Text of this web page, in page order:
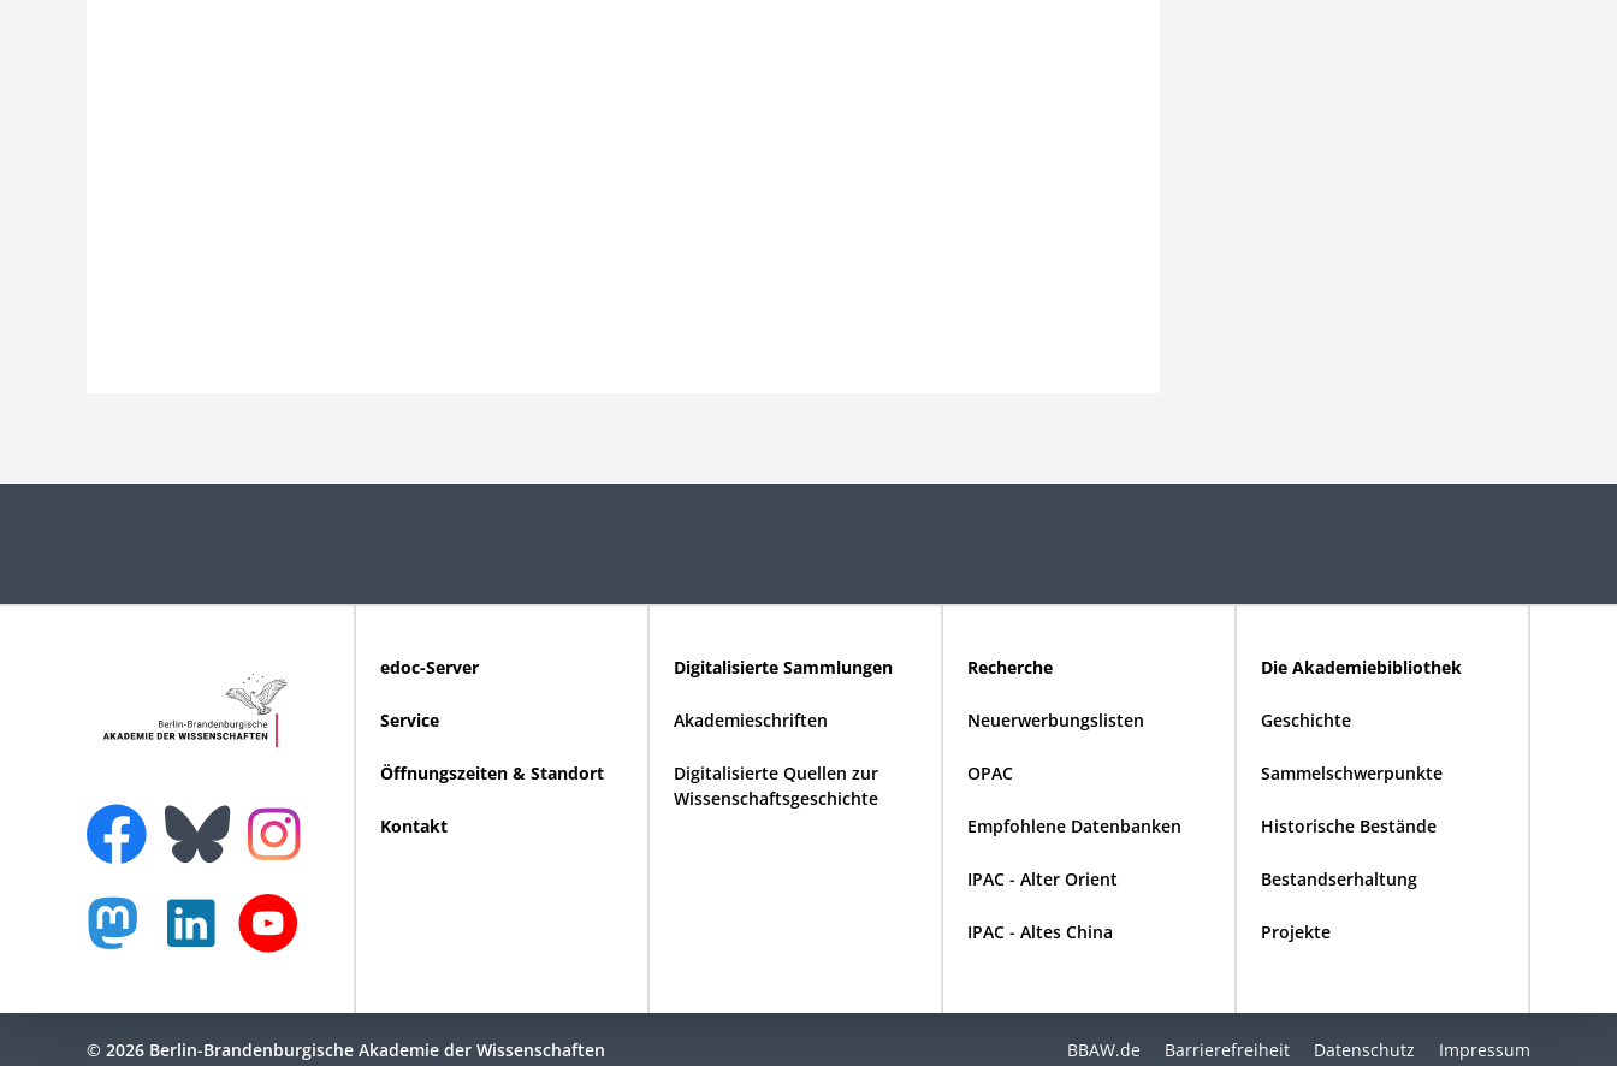
edoc-Server
Service
Öffnungszeiten & Standort
Kontakt
Digitalisierte Sammlungen
Akademieschriften
Digitalisierte Quellen zur
Wissenschaftsgeschichte
Recherche
Neuerwerbungslisten
OPAC
Empfohlene Datenbanken
IPAC - Alter Orient
IPAC - Altes China
Die Akademiebibliothek
Geschichte
Sammelschwerpunkte
Historische Bestände
Bestandserhaltung
Projekte
BBAW.de Barrierefreiheit Datenschutz Impressum
© 2026 Berlin-Brandenburgische Akademie der Wissenschaften